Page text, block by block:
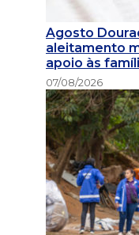
Agosto
aleitamento
apoio às
07/08/2026